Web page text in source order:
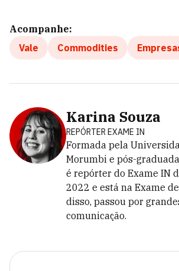
Acompanhe:
Vale
Commodities
Karina Souza
REPÓRTER EXAME IN
Formada pela
Morumbi e pós-
é repórter do Exame IN
2022 e está na Exame
disso, passou por
comunicação.